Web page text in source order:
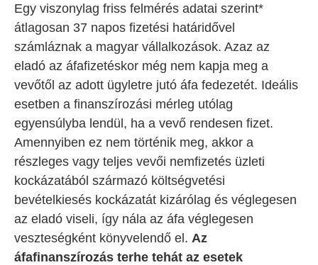
Egy viszonylag friss felmérés adatai szerint*
átlagosan 37 napos fizetési határidővel
számláznak a magyar vállalkozások. Azaz az
eladó az áfafizetéskor még nem kapja meg a
vevőtől az adott ügyletre jutó áfa fedezetét. Ideális
esetben a finanszírozási mérleg utólag
egyensúlyba lendül, ha a vevő rendesen fizet.
Amennyiben ez nem történik meg, akkor a
részleges vagy teljes vevői nemfizetés üzleti
kockázatából származó költségvetési
bevételkiesés kockázatát kizárólag és véglegesen
az eladó viseli, így nála az áfa véglegesen
veszteségként könyvelendő el. Az
áfafinanszírozás terhe tehát az esetek